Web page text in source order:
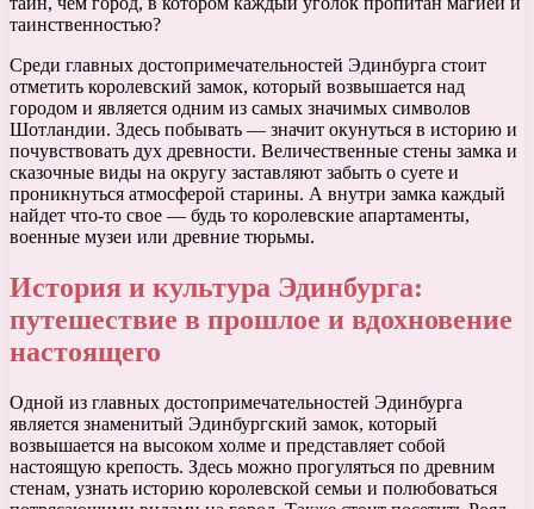
таинственностью?
Среди главных достопримечательностей Эдинбурга стоит
отметить королевский замок, который возвышается над
городом и является одним из самых значимых символов
Шотландии. Здесь побывать — значит окунуться в историю и
почувствовать дух древности. Величественные стены замка и
сказочные виды на округу заставляют забыть о суете и
проникнуться атмосферой старины. А внутри замка каждый
найдет что-то свое — будь то королевские апартаменты,
военные музеи или древние тюрьмы.
История и культура Эдинбурга:
путешествие в прошлое и вдохновение
настоящего
Одной из главных достопримечательностей Эдинбурга
является знаменитый Эдинбургский замок, который
возвышается на высоком холме и представляет собой
настоящую крепость. Здесь можно прогуляться по древним
стенам, узнать историю королевской семьи и полюбоваться